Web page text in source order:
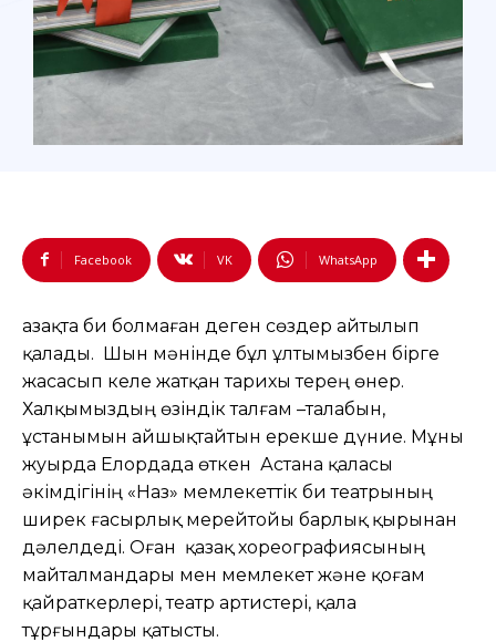
Facebook VK WhatsApp
Қазақта би болмаған деген сөздер айтылып
қалады. Шын мәнінде бұл ұлтымызбен бірге
жасасып келе жатқан тарихы терең өнер.
Халқымыздың өзіндік талғам –талабын,
ұстанымын айшықтайтын ерекше дүние. Мұны
жуырда Елордада өткен Астана қаласы
әкімдігінің «Наз» мемлекеттік би театрының
ширек ғасырлық мерейтойы барлық қырынан
дәлелдеді. Оған қазақ хореографиясының
майталмандары мен мемлекет және қоғам
қайраткерлері, театр артистері, қала
тұрғындары қатысты.